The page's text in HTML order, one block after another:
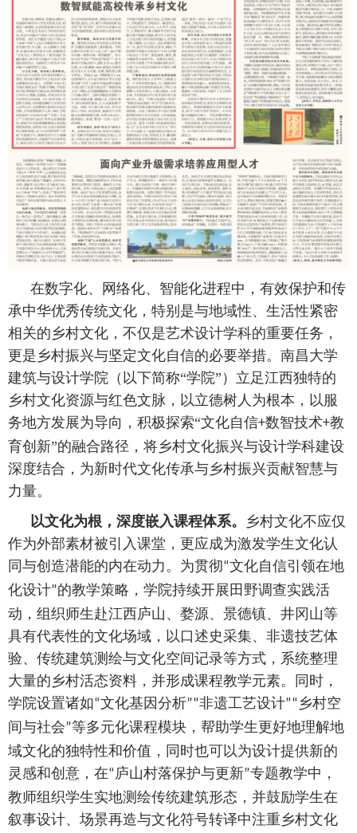
在数字化、网络化、智能化进程中，有效保护和传
承中华优秀传统文化，特别是与地域性、生活性紧密
相关的乡村文化，不仅是艺术设计学科的重要任务，
更是乡村振兴与坚定文化自信的必要举措。南昌大学
建筑与设计学院（以下简称“学院”）立足江西独特的
乡村文化资源与红色文脉，以立德树人为根本，以服
务地方发展为导向，积极探索“文化自信+数智技术+教
育创新”的融合路径，将乡村文化振兴与设计学科建设
深度结合，为新时代文化传承与乡村振兴贡献智慧与
力量。
以文化为根，深度嵌入课程体系。 乡村文化不应仅
作为外部素材被引入课堂，更应成为激发学生文化认
同与创造潜能的内在动力。为贯彻“文化自信引领在地
化设计”的教学策略，学院持续开展田野调查实践活
动，组织师生赴江西庐山、婺源、景德镇、井冈山等
具有代表性的文化场域，以口述史采集、非遗技艺体
验、传统建筑测绘与文化空间记录等方式，系统整理
大量的乡村活态资料，并形成课程教学元素。同时，
学院设置诸如“文化基因分析”“非遗工艺设计”“ 乡村空
间与社会”等多元化课程模块，帮助学生更好地理解地
域文化的独特性和价值，同时也可以为设计提供新的
灵感和创意，在“ 庐山村落保护与更新”专题教学中，
教师组织学生实地测绘传统建筑形态，并鼓励学生在
叙事设计、场景再造与文化符号转译中注重乡村文化